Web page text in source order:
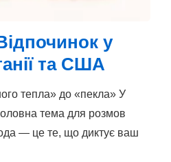
у
та США
тепла» до «пекла» У
тема для розмов
— це те, що диктує ваш